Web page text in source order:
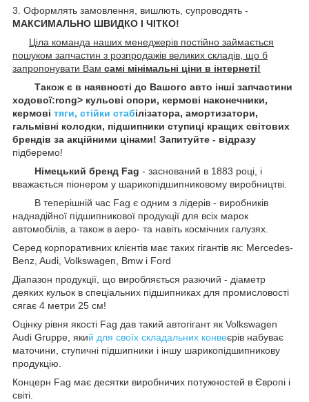
3. Оформлять замовлення, вишлють, супроводять -
МАКСИМАЛЬНО ШВИДКО І ЧІТКО!
Ціла команда наших менеджерів постійно займається
пошуком запчастин з розпродажів великих складів, що б
запропонувати Вам самі мінімальні ціни в інтернеті!
Також є в наявності до Вашого авто інші запчастини
ходової:rong> кульові опори, кермові наконечники,
кермові тяги, стійки стабілізатора, амортизатори,
гальмівні колодки, підшипники ступиці кращих світових
брендів за акційними цінами! Запитуйте - відразу
підберемо!
Німецький бренд Fag - заснований в 1883 році, і
вважається піонером у шарикопідшипниковому виробництві.
В теперішній час Fag є одним з лідерів - виробників
наднадійної підшипникової продукції для всіх марок
автомобілів, а також в аеро- та навіть космічних галузях.
Серед корпоративних клієнтів має таких гігантів як: Mercedes-
Benz, Audi, Volkswagen, Bmw і Ford
Діапазон продукції, що виробляється разючий - діаметр
деяких кульок в спеціальних підшипниках для промисловості
сягає 4 метри 25 см!
Оцінку рівня якості Fag дав такий автогігант як Volkswagen
Audi Gruppe, який для своїх складальних конвеєрів набуває
маточини, ступичні підшипники і іншу шарикопідшипникову
продукцію.
Концерн Fag має десятки виробничих потужностей в Європі і
світі.